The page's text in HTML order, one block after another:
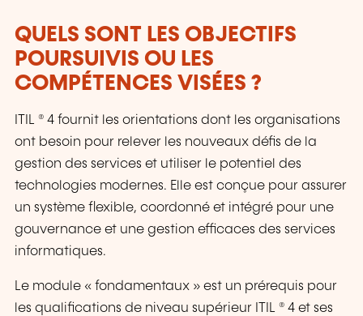
QUELS SONT LES OBJECTIFS
POURSUIVIS OU LES
COMPÉTENCES VISÉES ?
ITIL ® 4 fournit les orientations dont les organisations
ont besoin pour relever les nouveaux défis de la
gestion des services et utiliser le potentiel des
technologies modernes. Elle est conçue pour assurer
un système flexible, coordonné et intégré pour une
gouvernance et une gestion efficaces des services
informatiques.
Le module « fondamentaux » est un prérequis pour
les qualifications de niveau supérieur ITIL ® 4 et ses